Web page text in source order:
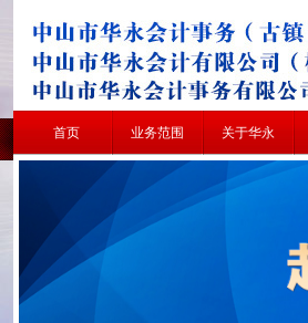
首页 业务范围 关于华永
1、工商注册、变更、年审、注销
2、代办进出口经营权
3、办理出口退税